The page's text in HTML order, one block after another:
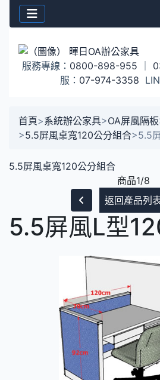
服務專線： 0800-898-955
服： 07-974-3358
首頁>系統辦公家具>OA屏風隔板
>5.5屏風桌寬120公分組合>5.5
5.5屏風桌寬120公分組合
商品1/8
返回產品列
5.5屏風L型